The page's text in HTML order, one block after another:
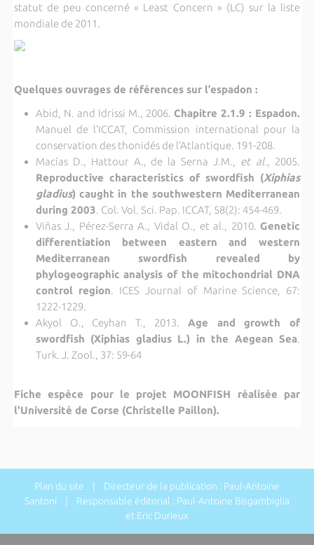
statut de peu concerné « Least Concern » (LC) sur la liste
mondiale de 2011.
Quelques ouvrages de références sur l’espadon :
Abid, N. and Idrissi M., 2006. Chapitre 2.1.9 : Espadon.
Manuel de l’ICCAT, Commission international pour la
conservation des thonidés de l’Atlantique. 191-208.
Macías D., Hattour A., de la Serna J.M., et al., 2005.
Reproductive characteristics of swordfish (Xiphias
gladius) caught in the southwestern Mediterranean
during 2003. Col. Vol. Sci. Pap. ICCAT, 58(2): 454-469.
Viñas J., Pérez-Serra A., Vidal O., et al., 2010. Genetic
differentiation between eastern and western
Mediterranean swordfish revealed by
phylogeographic analysis of the mitochondrial DNA
control region. ICES Journal of Marine Science, 67:
1222-1229.
Akyol O., Ceyhan T., 2013. Age and growth of
swordfish (Xiphias gladius L.) in the Aegean Sea.
Turk. J. Zool., 37: 59-64
Fiche espèce pour le projet MOONFISH réalisée par
l'Université de Corse (Christelle Paillon).
Plan du site | Directeur de la publication : Paul-Antoine
Santoni | Responsable éditorial : Paul-Antoine Bisgambiglia
et Eric Durieux